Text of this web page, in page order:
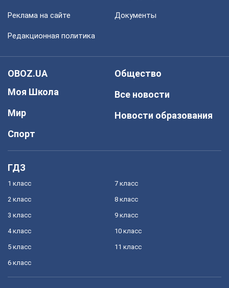
Реклама на сайте Документы
Редакционная политика
OBOZ.UA
Моя Школа
Мир
Спорт
Общество
Все новости
Новости образования
ГДЗ
1 класс
2 класс
3 класс
4 класс
5 класс
6 класс
7 класс
8 класс
9 класс
10 класс
11 класс